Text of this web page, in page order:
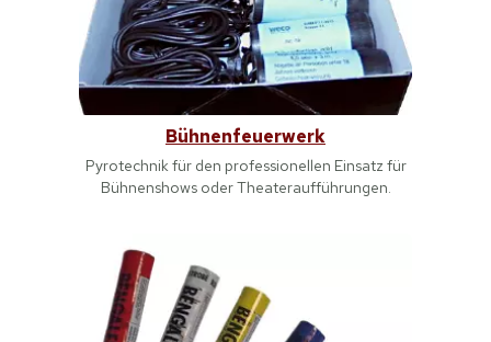
Bühnenfeuerwerk
Pyrotechnik für den professionellen Einsatz für
Bühnenshows oder Theateraufführungen.